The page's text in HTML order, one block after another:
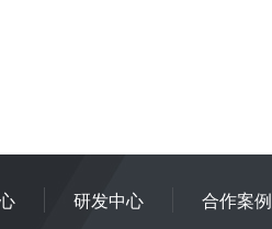
研发中心 合作案例